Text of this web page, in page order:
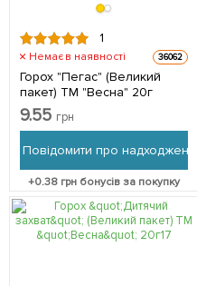
1
Немає в наявності 36062
Горох "Пегас" (Великий
пакет) ТМ "Весна" 20г
9.55 грн
Повідомити про надходження
+0.38 грн бонусів за покупку